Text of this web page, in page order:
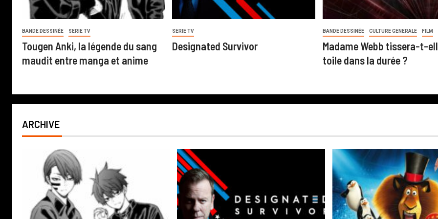
BANDE DESSINÉE SERIE TV
Tougen Anki, la légende du sang
maudit entre manga et anime
SERIE TV
Designated Survivor
BANDE DESSINÉE CULTURE GENERALE FILM
Madame Webb tissera-t-
toile dans la durée ?
ARCHIVE